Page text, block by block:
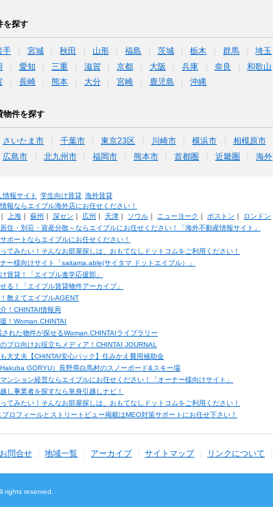
を探す
手 宮城 秋田 山形 福島 茨城 栃木 群馬 埼玉
愛知 三重 滋賀 京都 大阪 兵庫 奈良 和歌山
長崎 熊本 大分 宮崎 鹿児島 沖縄
物件を探す
さいたま市 千葉市 東京23区 川崎市 横浜市 相模原市
広島市 北九州市 福岡市 熊本市 首都圏 近畿圏 海外
情報サイト 学生向け賃貸 海外賃貸
報ならエイブル海外店にお任せください！
上海｜ 蘇州 ｜ 深セン ｜ 広州 ｜ 天津｜ ソウル｜ ニューヨーク ｜ ボストン ｜ ロンドン
住・別荘・資産分散～ならエイブルにお任せください！「海外不動産情報サイト」
ポートならエイブルにお任せください！
てみたい！そんなお部屋探しは、おもてなしドットコムをご利用ください！
ー様向けサイト「saitama.able(サイタマ ドットエイブル）」
賃貸！「エイブル進学応援部」
る！「エイブル賃貸物件アーカイブ」
教えてエイブルAGENT
！CHINTAI情報局
！Woman.CHINTAI
れた物件が探せるWoman.CHINTAIライブラリー
プロ向けお役立ちメディア！CHINTAI JOURNAL
大丈夫【CHINTAI安心パック】住みかえ費用補助金
GORYU）長野県白馬村のスノーボード&スキー場
ンション経営ならエイブルにお任せください！「オーナー様向けサイト」
し事業者を探すなら単身引越しナビ！
てみたい！そんなお部屋探しは、おもてなしドットコムをご利用ください！
ロフィールとストリートビュー掲載はMEO対策サポートにお任せ下さい！
お問合せ 地域一覧 アーカイブ サイトマップ リンクについて
rights reserved.